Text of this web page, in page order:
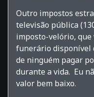
Outro impostos
televisão pública
imposto-velório, que
funerário disponível
de ninguém pagar
durante a vida. Eu
valor bem baixo.